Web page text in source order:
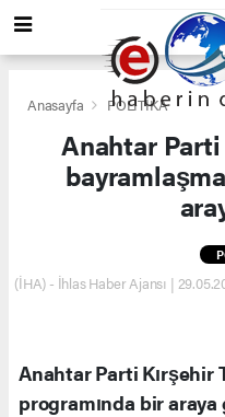
Anasayfa POLİTİKA
Anahtar Parti
(İHA) - İhlas Haber Ajansı |
Anahtar Parti Kırşehir
programında bir araya